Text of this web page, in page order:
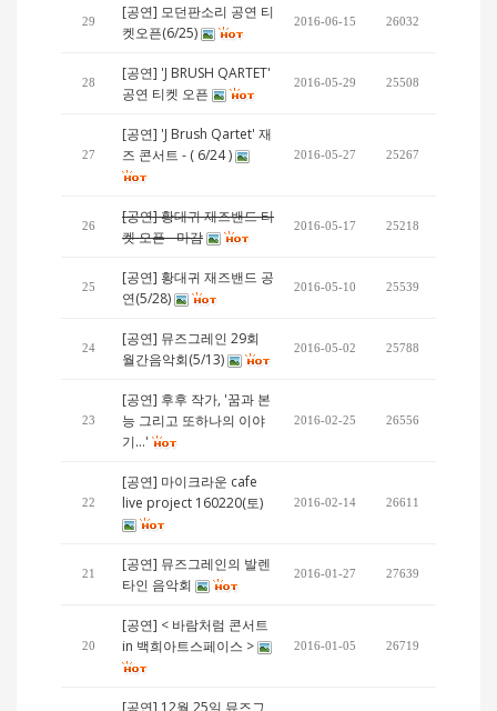
29
[공연] 모던판소리 공연 티
켓오픈(6/25)
2016-06-15 26032
28
[공연] 'J BRUSH QARTET'
공연 티켓 오픈
2016-05-29 25508
27
[공연] 'J Brush Qartet' 재
즈 콘서트 - ( 6/24 )
2016-05-27 25267
26
[공연] 황대귀 재즈밴드 티
켓 오픈 - 마감
2016-05-17 25218
25
[공연] 황대귀 재즈밴드 공
연(5/28)
2016-05-10 25539
24
[공연] 뮤즈그레인 29회
월간음악회(5/13)
2016-05-02 25788
23
[공연] 후후 작가, '꿈과 본
능 그리고 또하나의 이야
기…'
2016-02-25 26556
22
[공연] 마이크라운 cafe
live project 160220(토)
2016-02-14 26611
21
[공연] 뮤즈그레인의 발렌
타인 음악회
2016-01-27 27639
20
[공연] < 바람처럼 콘서트
in 백희아트스페이스 >
2016-01-05 26719
[공연] 12월 25일 뮤즈그